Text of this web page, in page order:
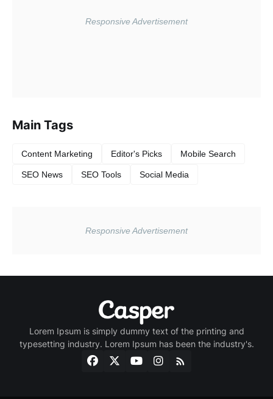
Main Tags
Content Marketing Editor's Picks Mobile Search
SEO News SEO Tools Social Media
Lorem Ipsum is simply dummy text of the printing and
typesetting industry. Lorem Ipsum has been the industry's.